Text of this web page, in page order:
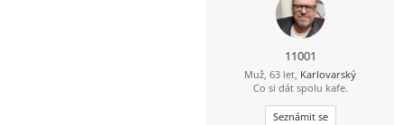
11001
Muž, 63 let, Karlovarský
Co si dát spolu kafe.
Seznámit se